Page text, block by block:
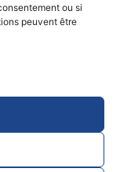
ou si
peuvent être